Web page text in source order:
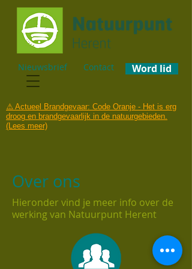
Nieuwsbrief Contact Word lid
⚠️ Actueel Brandgevaar: Code Oranje - Het is erg
droog en brandgevaarlijk in de natuurgebieden.
(Lees meer)
Over ons
Hieronder vind je meer info over de
werking van Natuurpunt Herent